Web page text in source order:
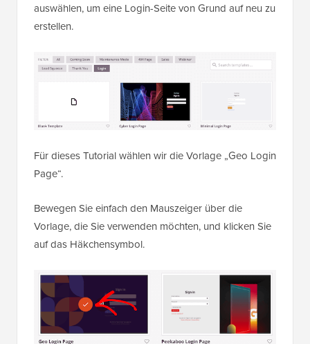
auswählen, um eine Login-Seite von Grund auf neu zu
erstellen.
Für dieses Tutorial wählen wir die Vorlage „Geo Login
Page“.
Bewegen Sie einfach den Mauszeiger über die
Vorlage, die Sie verwenden möchten, und klicken Sie
auf das Häkchensymbol.